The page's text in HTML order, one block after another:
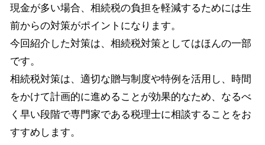
現金が多い場合、相続税の負担を軽減するためには生
前からの対策がポイントになります。
今回紹介した対策は、相続税対策としてはほんの一部
です。
相続税対策は、適切な贈与制度や特例を活用し、時間
をかけて計画的に進めることが効果的なため、なるべ
く早い段階で専門家である税理士に相談することをお
すすめします。